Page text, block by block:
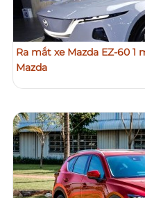
Ra mắt xe Mazda EZ-60
Mazda